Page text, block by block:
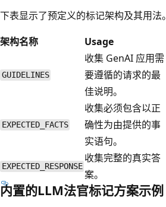
下表显示了预定义的标记架构及其用法。
架构名称
Usage
GUIDELINES
收集 GenAI 应用需
要遵循的请求的最
佳说明。
EXPECTED_FACTS
收集必须包含以正
确性为由提供的事
实语句。
EXPECTED_RESPONSE
收集完整的真实答
案。
内置的LLM法官标记方案示例